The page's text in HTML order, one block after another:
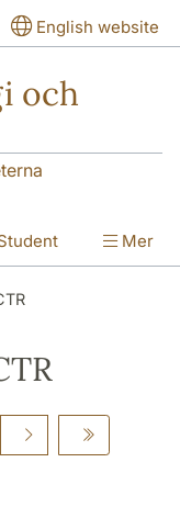
English website
och
Mer